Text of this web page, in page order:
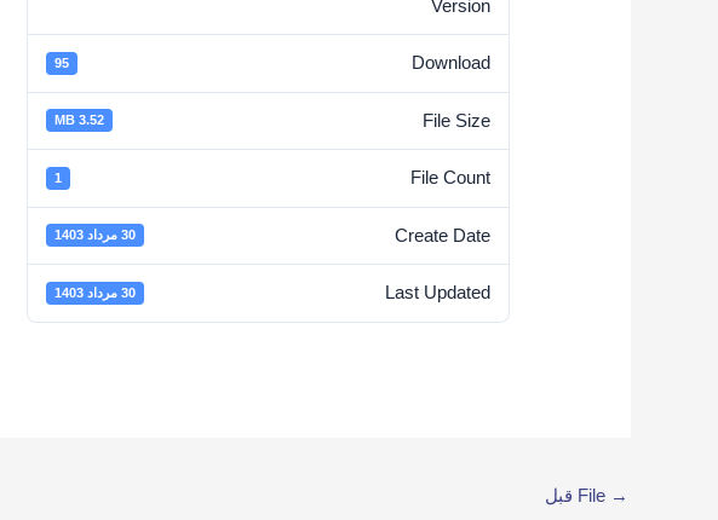
Version
Download
95
File Size
3.52 MB
File Count
1
Create Date 30 مرداد 1403
Last Updated 30 مرداد 1403
→